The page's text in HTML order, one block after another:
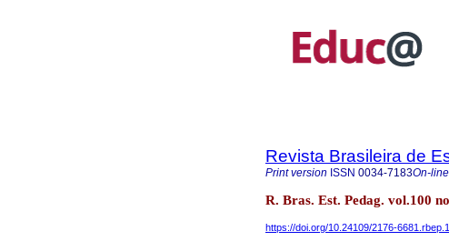
Revista Brasileira de
Print version ISSN 0034-7183On-
R. Bras. Est. Pedag. vol.100
https://doi.org/10.24109/2176-